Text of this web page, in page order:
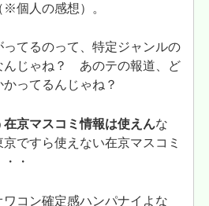
※個人の感想）。
てるのって、特定ジャンルの
んじゃね？ あのテの報道、ど
ってるんじゃね？
在京マスコミ情報は使えんな
ですら使えない在京マスコミ
・
コン確定感ハンパナイよな